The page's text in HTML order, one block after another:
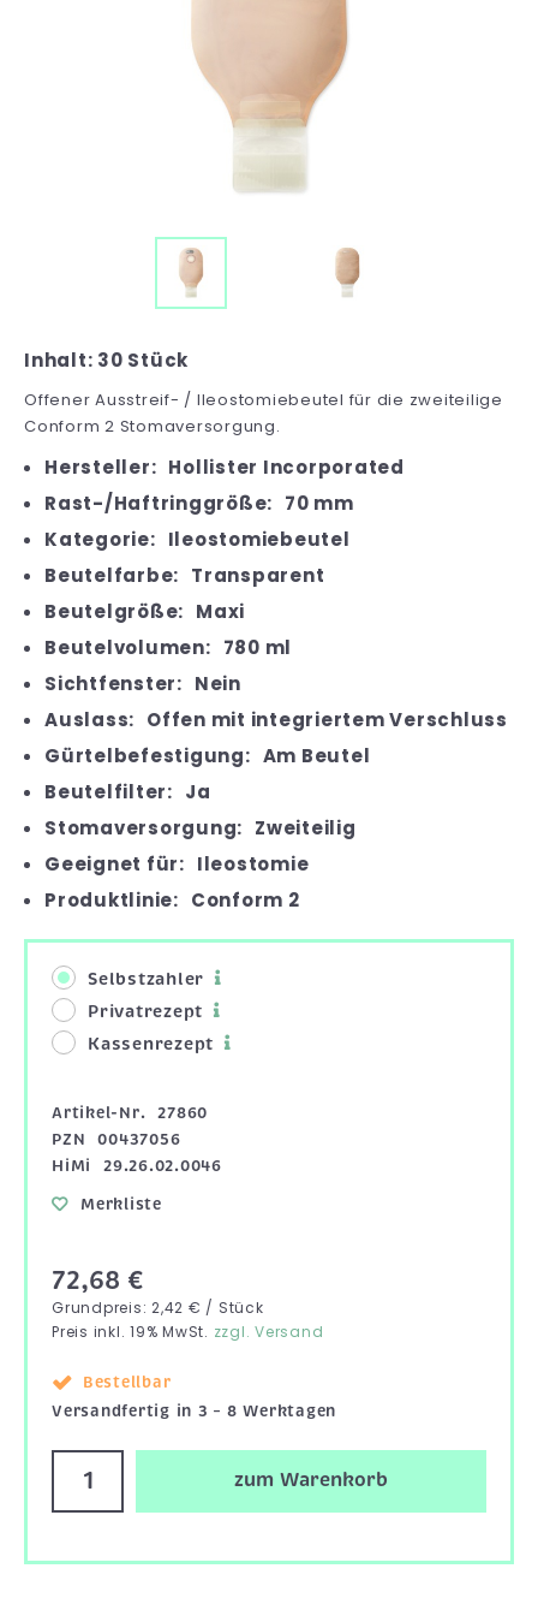
Inhalt: 30 Stück
Offener Ausstreif- / Ileostomiebeutel für die zweiteilige
Conform 2 Stomaversorgung.
Hersteller: Hollister Incorporated
Rast-/Haftringgröße: 70 mm
Kategorie: Ileostomiebeutel
Beutelfarbe: Transparent
Beutelgröße: Maxi
Beutelvolumen: 780 ml
Sichtfenster: Nein
Auslass: Offen mit integriertem Verschluss
Gürtelbefestigung: Am Beutel
Beutelfilter: Ja
Stomaversorgung: Zweiteilig
Geeignet für: Ileostomie
Produktlinie: Conform 2
Selbstzahler
Privatrezept
Kassenrezept
Artikel-Nr.
27860
PZN
00437056
HiMi
29.26.02.0046
Merkliste
72,68 €
Grundpreis: 2,42 € / Stück
Preis inkl. 19% MwSt. zzgl. Versand
Bestellbar
Versandfertig in 3 – 8 Werktagen
zum Warenkorb